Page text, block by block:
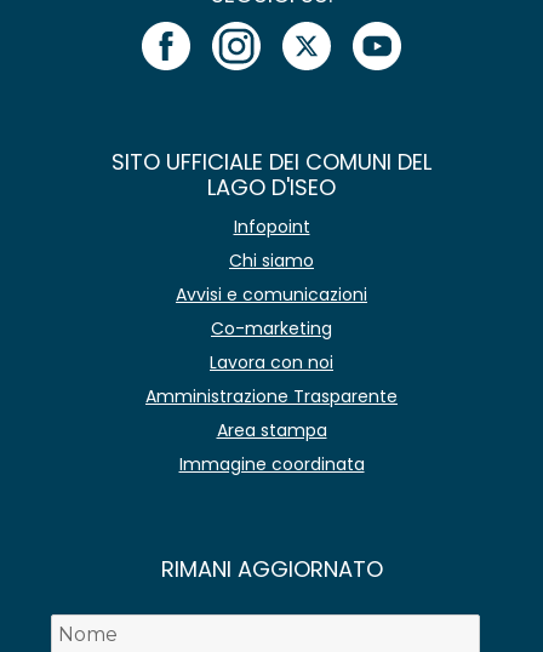
SITO UFFICIALE DEI COMUNI DEL
LAGO D'ISEO
Infopoint
Chi siamo
Avvisi e comunicazioni
Co-marketing
Lavora con noi
Amministrazione Trasparente
Area stampa
Immagine coordinata
RIMANI AGGIORNATO